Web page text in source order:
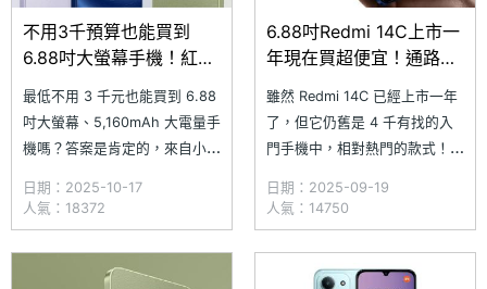
不用3千預算也能買到
6.88吋大螢幕手機！紅米
(2025.10)
最低不用 3 千元也能買到 6.88
吋大螢幕、5,160mAh 大電量手
機嗎？答案是肯定的，來自小米
價比的紅米手機，不僅擁有前面
提到的規格，同時還具備
120Hz 更新率螢幕、3.5mm 耳
機孔、microSD 記憶卡擴充等
日期：2025-10-17
人氣：18372
6.88吋Redmi 14C上市一
年現在買超便宜！通路最
雖然 Redmi 14C 已經上市一年
了，但它仍舊是 4 千有找的入
門手機中，相對熱門的款式！除
5,160mAh 大電池與獨立三卡槽
設計外，它還能提供將近 15 小
時的電池續航力，即使把它當作
工作機長時間使用，也能提供穩
日期：2025-09-19
人氣：14750